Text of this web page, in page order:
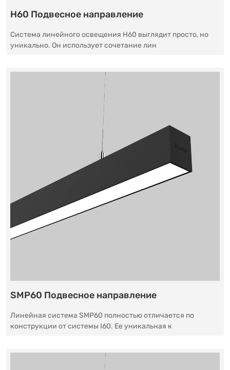
H60 Подвесное направление
Система линейного освещения H60 выглядит просто, но
уникально. Он использует сочетание лин
SMP60 Подвесное направление
Линейная система SMP60 полностью отличается по
конструкции от системы I60. Ее уникальная к